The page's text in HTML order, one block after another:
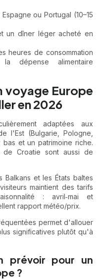
Espagne ou Portugal (10–15
un dîner léger acheté en
heures de consommation
dépense alimentaire
voyage Europe
en 2026
adaptées aux
l'Est (Bulgarie, Pologne,
et un patrimoine riche.
de Croatie sont aussi de
et les États baltes
maintient des tarifs
: avril‑mai et
rapport météo/prix.
permet d'allouer
significatives plutôt qu'à
prévoir pour un
?